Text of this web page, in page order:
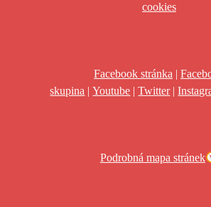
cookies
Facebook stránka|
skupina |Youtube |Twitter|
Podrobná mapa stránek